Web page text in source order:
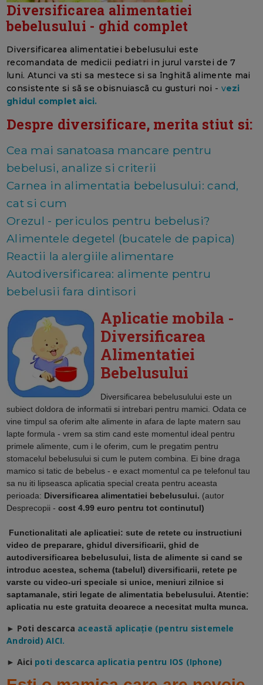
Diversificarea alimentatiei
bebelusului - ghid complet
Diversificarea alimentatiei bebelusului este
recomandata de medicii pediatri in jurul varstei de 7
luni. Atunci va sti sa mestece si sa înghitã alimente mai
consistente si sã se obisnuiascã cu gusturi noi - vezi
ghidul complet aici.
Despre diversificare, merita stiut si:
Cea mai sanatoasa mancare pentru
bebelusi, analize si criterii
Carnea in alimentatia bebelusului: cand,
cat si cum
Orezul - periculos pentru bebelusi?
Alimentele degetel (bucatele de papica)
Reactii la alergiile alimentare
Autodiversificarea: alimente pentru
bebelusii fara dintisori
Aplicatie mobila -
Diversificarea
Alimentatiei
Bebelusului
Diversificarea bebelusulului este un
subiect doldora de informatii si intrebari pentru mamici. Odata ce
vine timpul sa oferim alte alimente in afara de lapte matern sau
lapte formula - vrem sa stim cand este momentul ideal pentru
primele alimente, cum i le oferim, cum le pregatim pentru
stomacelul bebelusului si cum le putem combina. Ei bine draga
mamico si tatic de bebelus - e exact momentul ca pe telefonul tau
sa nu iti lipseasca aplicatia special creata pentru aceasta
perioada: Diversificarea alimentatiei bebelusului. (autor
Desprecopii -cost 4.99 euro pentru tot continutul)
Functionalitati ale aplicatiei: sute de retete cu instructiuni
video de preparare, ghidul diversificarii, ghid de
autodiversificarea bebelusului, lista de alimente si cand se
introduc acestea, schema (tabelul) diversificarii, retete pe
varste cu video-uri speciale si unice, meniuri zilnice si
saptamanale, stiri legate de alimentatia bebelusului. Atentie:
aplicatia nu este gratuita deoarece a necesitat multa munca.
► Poti descarca această aplicație (pentru sistemele
Android) AICI.
► Aici poti descarca aplicatia pentru IOS (Iphone)